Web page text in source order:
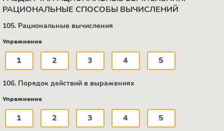
РАЦИОНАЛЬНЫЕ СПОСОБЫ ВЫЧИСЛЕНИЙ
105. Рациональные вычисления
Упражнение
1 2 3 4 5
106. Порядок действий в выражениях
Упражнение
1 2 3 4 5